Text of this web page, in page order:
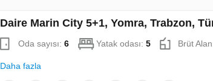
Daire Marin City 5+1, Yomra, Trabzon,
Oda sayısı: 6 Yatak odası: 5 Brüt
Daha fazla